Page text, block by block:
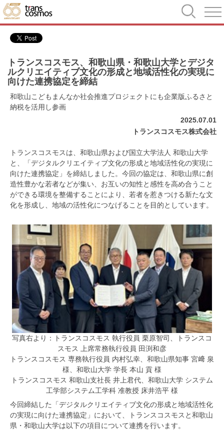
トランスコスモス、和歌山県・和歌山大学とデジタ
ルクリエイティブ文化の形成と地域活性化の実現に
向けた連携協定を締結
和歌山こどもまんなか社会推進プロジェクトにも企業版ふるさと
納税を活用し参画
2025.07.01
トランスコスモス株式会社
トランスコスモスは、和歌山県および国立大学法人 和歌山大学
と、「デジタルクリエイティブ文化の形成と地域活性化の実現に
向けた連携協定」を締結しました。今回の協定は、和歌山県に創
造性豊かな若者などが集い、お互いの知性と感性を高め合うこと
ができる環境を整備することにより、若者を惹きつける新たな文
化を形成し、地域の活性化につなげることを目的としています。
写真右より：トランスコスモス 執行役員 栗原智司、トランスコ
スモス 上席常務執行役員 田渕和彦
トランスコスモス 専務執行役員 内村弘幸、和歌山県知事 宮﨑 泉
様、和歌山大学 学長 本山 貢 様
トランスコスモス 和歌山支社長 井上君代、和歌山大学 システム
工学部システム工学科 准教授 床井浩平 様
今回締結した「デジタルクリエイティブ文化の形成と地域活性化
の実現に向けた連携協定」において、トランスコスモスと和歌山
県・和歌山大学は以下の項目について連携を行います。